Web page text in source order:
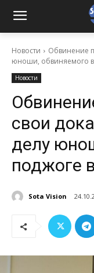
Новости
Обвинение
юноши, обвиняемого
Новости
свои
делу
поджоге
Sota Vision